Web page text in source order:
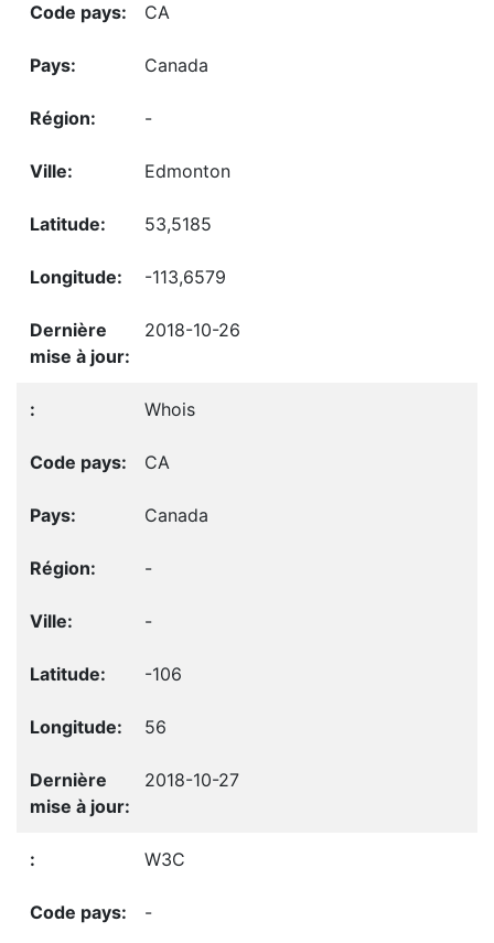
CA
Canada
-
Edmonton
53,5185
-113,6579
2018-10-26
Whois
CA
Canada
-
-
-106
56
2018-10-27
W3C
-